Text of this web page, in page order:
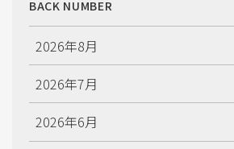
BACK NUMBER
2026年8月
2026年7月
2026年6月